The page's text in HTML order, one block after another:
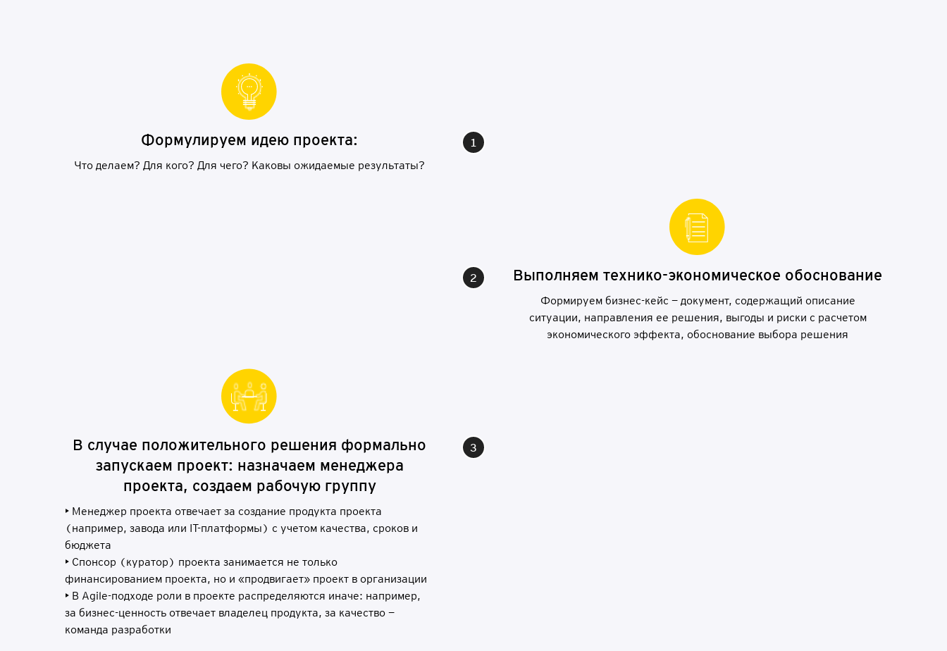
Формулируем идею проекта:
Что делаем? Для кого? Для чего? Каковы ожидаемые результаты?
Выполняем технико-экономическое обоснование
Формируем бизнес-кейс — документ, содержащий описание
ситуации, направления ее решения, выгоды и риски с расчетом
экономического эффекта, обоснование выбора решения
В случае положительного решения формально
запускаем проект: назначаем менеджера
проекта, создаем рабочую группу
• Менеджер проекта отвечает за создание продукта проекта
(например, завода или IT-платформы) с учетом качества, сроков и
бюджета
• Спонсор (куратор) проекта занимается не только
финансированием проекта, но и «продвигает» проект в организации
• В Agile-подходе роли в проекте распределяются иначе: например,
за бизнес-ценность отвечает владелец продукта, за качество —
команда разработки